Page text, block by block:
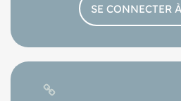
SE CONNECTER